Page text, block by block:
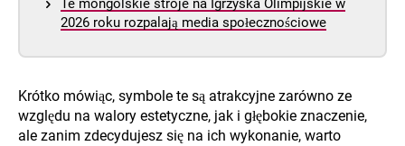
Te mongolskie stroje na Igrzyska Olimpijskie w
2026 roku rozpalają media społecznościowe
Krótko mówiąc, symbole te są atrakcyjne zarówno ze
względu na walory estetyczne, jak i głębokie znaczenie,
ale zanim zdecydujesz się na ich wykonanie, warto